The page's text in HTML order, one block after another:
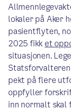
lokaler på Aker
pasientflyten,
2025 fikket
situasjonen.
pekt på flere
oppfyller
inn normalt skal